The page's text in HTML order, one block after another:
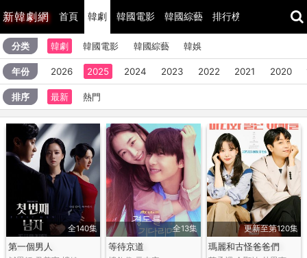
新韓劇網 首頁 韓劇 韓國電影 韓國綜藝 排行榜
分类 韓劇 韓國電影 韓國綜藝 韓娛
年份 2026 2025 2024 2023 2022 2021 2020
排序 最新 熱門
全140集
第一個男人
全13集
等待京道
更新至第120集
瑪麗和古怪爸爸們